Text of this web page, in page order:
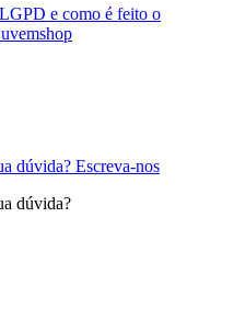
LGPD e como é feito o
dúvida? Escreva-nos
dúvida?